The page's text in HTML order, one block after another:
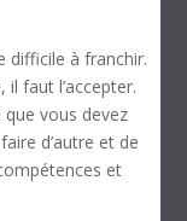
difficile à franchir.
faut l’accepter.
vous devez
d’autre et de
et